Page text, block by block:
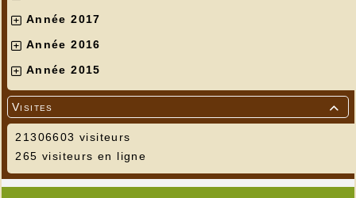
Année 2017
Année 2016
Année 2015

Visites
21306603 visiteurs
265 visiteurs en ligne